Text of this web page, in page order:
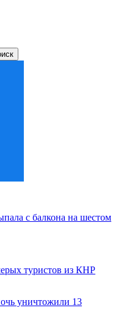
с балкона на шестом
туристов из КНР
уничтожили 13